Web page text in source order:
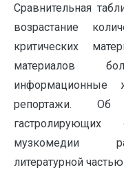
Сравнительная
возрастание
критических
материалов
репортажи. Об
музкомедии
литературной